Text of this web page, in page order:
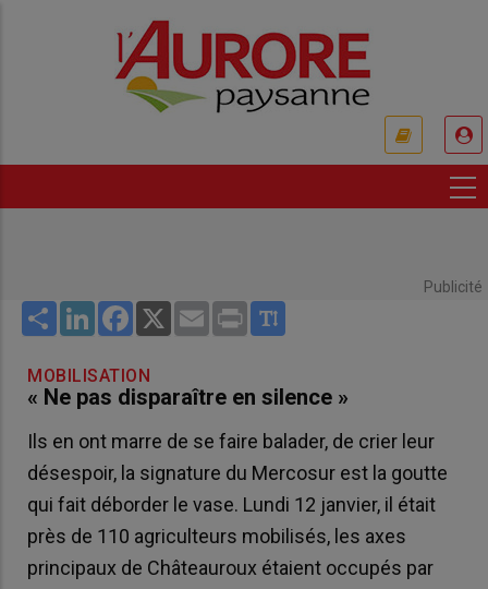
Publicité
Share LinkedInFacebook
X Email Print
MOBILISATION
« Ne pas disparaître en silence »
Ils en ont marre de se faire balader, de crier leur
désespoir, la signature du Mercosur est la goutte
qui fait déborder le vase. Lundi 12 janvier, il était
près de 110 agriculteurs mobilisés, les axes
principaux de Châteauroux étaient occupés par